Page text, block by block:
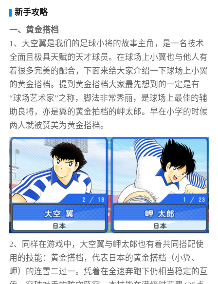
新手攻略
一、黄金搭档
1、大空翼是我们的足球小将的故事主角，是一名技术
全面且极具天赋的天才球员。在球场上小翼也与他人有
着很多完美的配合，下面来给大家介绍一下球场上小翼
的黄金搭档。提到黄金搭档大家最先想到的一定是有
“球场艺术家”之称，脚法非常秀丽，是球场上最佳的辅
助良将，亦是翼的黄金拍档的岬太郎。早在小学的时候
两人就被赞美为黄金搭档。
2、同样在游戏中，大空翼与岬太郎也有着共同搭配使
用的技能：黄金搭档，代表日本的黄金搭档（小翼、
岬）的连雪二过一。凭着在全速奔跑下仍相当稳定的互